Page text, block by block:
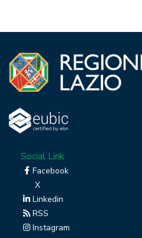
Social Link
Facebook
X
Linkedin
RSS
Instagram